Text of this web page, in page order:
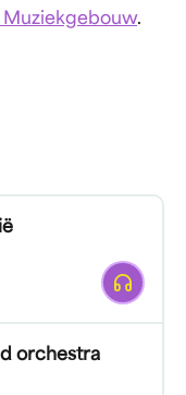
Muziekgebouw.
Afspelen
orchestra